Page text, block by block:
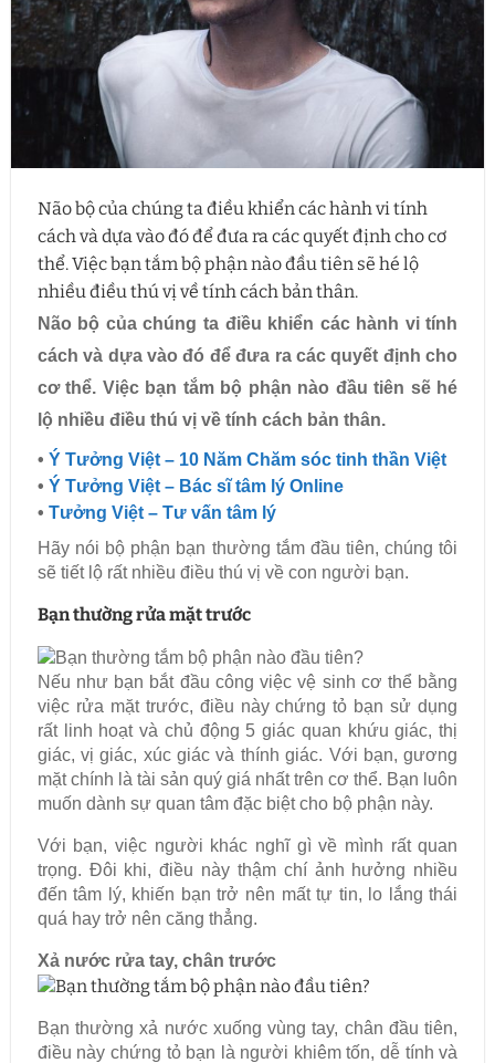
Não bộ của chúng ta điều khiển các hành vi tính
cách và dựa vào đó để đưa ra các quyết định cho cơ
thể. Việc bạn tắm bộ phận nào đầu tiên sẽ hé lộ
nhiều điều thú vị về tính cách bản thân.
Não bộ của chúng ta điều khiển các hành vi tính
cách và dựa vào đó để đưa ra các quyết định cho
cơ thể. Việc bạn tắm bộ phận nào đầu tiên sẽ hé
lộ nhiều điều thú vị về tính cách bản thân.
• Ý Tưởng Việt – 10 Năm Chăm sóc tinh thần Việt
• Ý Tưởng Việt – Bác sĩ tâm lý Online
• Tưởng Việt – Tư vấn tâm lý
Hãy nói bộ phận bạn thường tắm đầu tiên, chúng tôi
sẽ tiết lộ rất nhiều điều thú vị về con người bạn.
Bạn thường rửa mặt trước
Nếu như bạn bắt đầu công việc vệ sinh cơ thể bằng
việc rửa mặt trước, điều này chứng tỏ bạn sử dụng
rất linh hoạt và chủ động 5 giác quan khứu giác, thị
giác, vị giác, xúc giác và thính giác. Với bạn, gương
mặt chính là tài sản quý giá nhất trên cơ thể. Bạn luôn
muốn dành sự quan tâm đặc biệt cho bộ phận này.
Với bạn, việc người khác nghĩ gì về mình rất quan
trọng. Đôi khi, điều này thậm chí ảnh hưởng nhiều
đến tâm lý, khiến bạn trở nên mất tự tin, lo lắng thái
quá hay trở nên căng thẳng.
Xả nước rửa tay, chân trước
Bạn thường xả nước xuống vùng tay, chân đầu tiên,
điều này chứng tỏ bạn là người khiêm tốn, dễ tính và